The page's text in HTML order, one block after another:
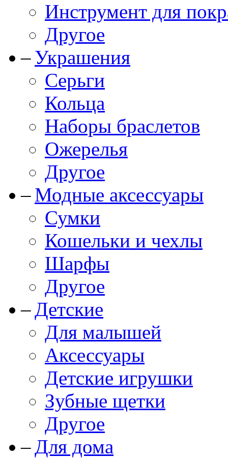
Инструмент для
Другое
Украшения
Серьги
Кольца
Наборы браслетов
Ожерелья
Другое
Модные аксессуары
Сумки
Кошельки и чехлы
Шарфы
Другое
Детские
Для малышей
Аксессуары
Детские игрушки
Зубные щетки
Другое
Для дома